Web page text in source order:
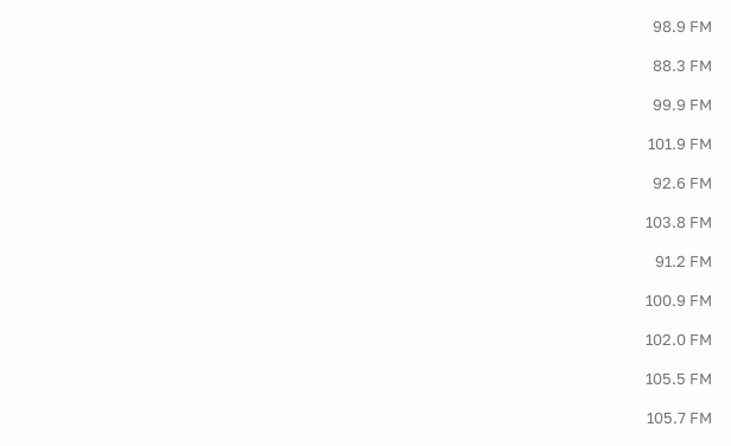
98.9 FM
88.3 FM
99.9 FM
101.9 FM
92.6 FM
103.8 FM
91.2 FM
100.9 FM
102.0 FM
105.5 FM
105.7 FM